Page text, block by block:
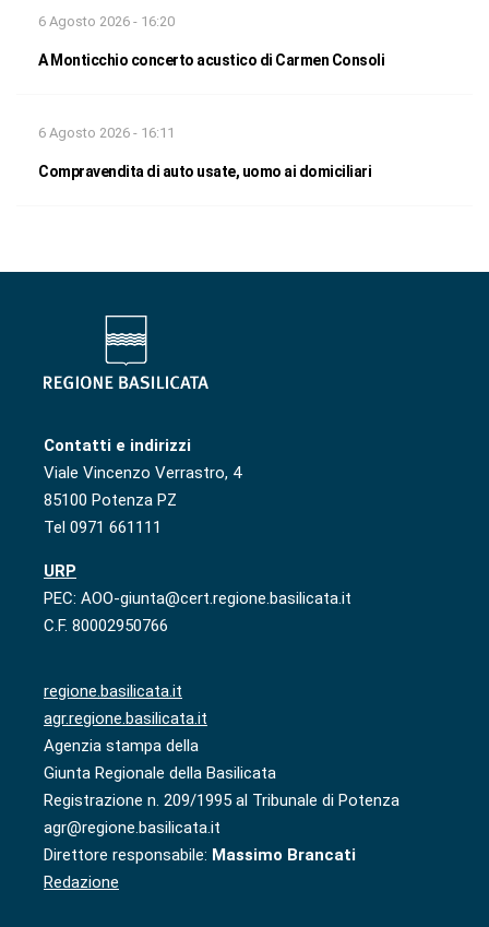
6 Agosto 2026 - 16:20
A Monticchio concerto acustico di Carmen Consoli
6 Agosto 2026 - 16:11
Compravendita di auto usate, uomo ai domiciliari
Contatti e indirizzi
Viale Vincenzo Verrastro, 4
85100 Potenza PZ
Tel 0971 661111
URP
PEC: AOO-giunta@cert.regione.basilicata.it
C.F. 80002950766
regione.basilicata.it
agr.regione.basilicata.it
Agenzia stampa della
Giunta Regionale della Basilicata
Registrazione n. 209/1995 al Tribunale di Potenza
agr@regione.basilicata.it
Direttore responsabile: Massimo Brancati
Redazione